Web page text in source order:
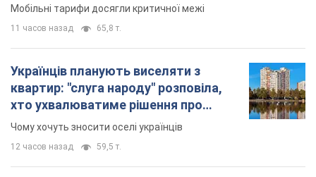
12 часов назад 59,5 т.
Українці масово купують дорогі нові
авто: скільки коштує
найпопулярніша модель
Які марки автомобілів воліють купувати